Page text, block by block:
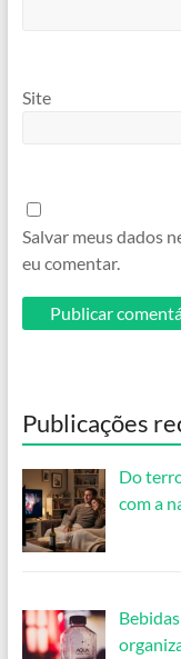
Site
Salvar meus dados
eu comentar.
Publicações
Do
com a